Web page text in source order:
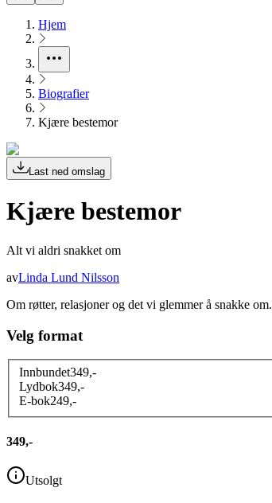
Hjem
Biografier
Kjære bestemor
Last ned omslag
Kjære bestemor
Alt vi aldri snakket om
avLinda Lund Nilsson
Om røtter, relasjoner og det vi glemmer å snakke om.
Velg format
Innbundet349,-
Lydbok349,-
E-bok249,-
349,-
Utsolgt